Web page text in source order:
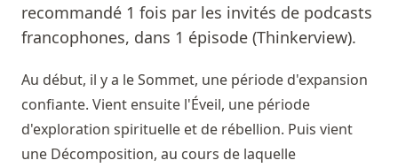
recommandé 1 fois par les invités de podcasts
francophones, dans 1 épisode (Thinkerview).
Au début, il y a le Sommet, une période d'expansion
confiante. Vient ensuite l'Éveil, une période
d'exploration spirituelle et de rébellion. Puis vient
une Décomposition, au cours de laquelle